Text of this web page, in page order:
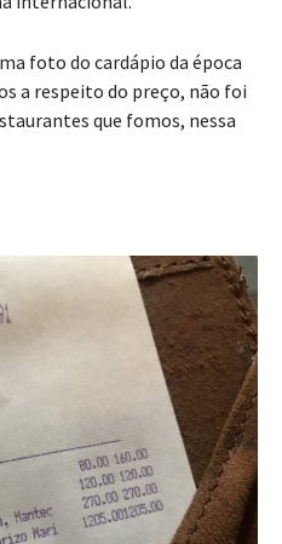
foto do cardápio da época
a respeito do preço, não foi
que fomos, nessa